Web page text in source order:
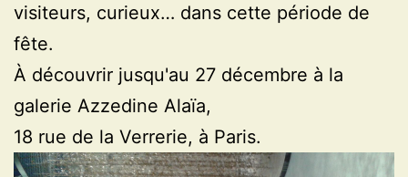
visiteurs, curieux… dans cette période de
fête.
À découvrir jusqu'au 27 décembre à la
galerie Azzedine Alaïa,
18 rue de la Verrerie, à Paris.